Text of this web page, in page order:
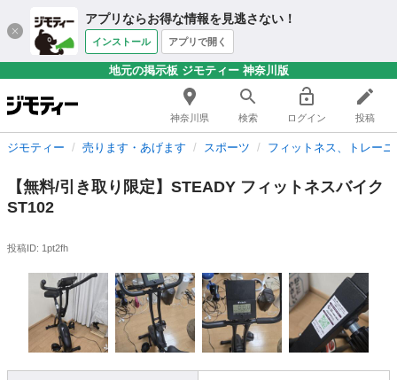
アプリならお得な情報を見逃さない！
インストール アプリで開く
地元の掲示板 ジモティー 神奈川版
神奈川県 検索 ログイン 投稿
ジモティー 売ります・あげます スポーツ フィットネス、トレーニ
【無料/引き取り限定】STEADY フィットネスバイク
ST102
投稿ID: 1pt2fh